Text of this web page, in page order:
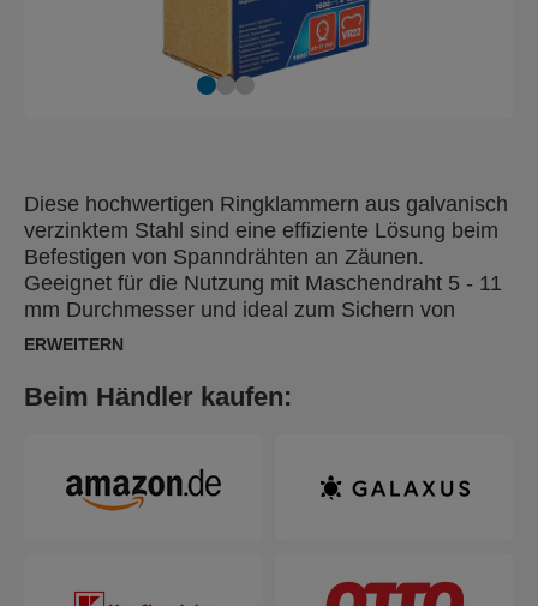
Diese hochwertigen Ringklammern aus galvanisch
verzinktem Stahl sind eine effiziente Lösung beim
Befestigen von Spanndrähten an Zäunen.
Geeignet für die Nutzung mit Maschendraht 5 - 11
mm Durchmesser und ideal zum Sichern von
Käfigen, zum Einzäunen oder zum Schutz junger
schwarzem Kunststoffüberzug für die unauffällige
ERWEITERN
Beim Händler kaufen: